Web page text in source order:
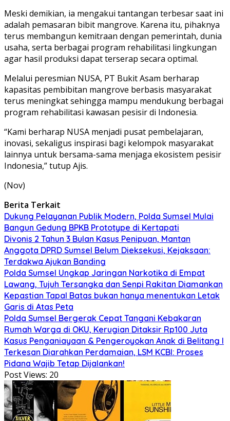
Meski demikian, ia mengakui tantangan terbesar saat ini
adalah pemasaran bibit mangrove. Karena itu, pihaknya
terus membangun kemitraan dengan pemerintah, dunia
usaha, serta berbagai program rehabilitasi lingkungan
agar hasil produksi dapat terserap secara optimal.
Melalui peresmian NUSA, PT Bukit Asam berharap
kapasitas pembibitan mangrove berbasis masyarakat
terus meningkat sehingga mampu mendukung berbagai
program rehabilitasi kawasan pesisir di Indonesia.
“Kami berharap NUSA menjadi pusat pembelajaran,
inovasi, sekaligus inspirasi bagi kelompok masyarakat
lainnya untuk bersama-sama menjaga ekosistem pesisir
Indonesia,” tutup Ajis.
(Nov)
Berita Terkait
Dukung Pelayanan Publik Modern, Polda Sumsel Mulai
Bangun Gedung BPKB Prototype di Kertapati
Divonis 2 Tahun 3 Bulan Kasus Penipuan, Mantan
Anggota DPRD Sumsel Belum Dieksekusi, Kejaksaan:
Terdakwa Ajukan Banding
Polda Sumsel Ungkap Jaringan Narkotika di Empat
Lawang, Tujuh Tersangka dan Senpi Rakitan Diamankan
Kepastian Tapal Batas bukan hanya menentukan Letak
Garis di Atas Peta
Polda Sumsel Bergerak Cepat Tangani Kebakaran
Rumah Warga di OKU, Kerugian Ditaksir Rp100 Juta
Kasus Penganiayaan & Pengeroyokan Anak di Belitang I
Terkesan Diarahkan Perdamaian, LSM KCBI: Proses
Pidana Wajib Tetap Dijalankan!
Post Views: 20